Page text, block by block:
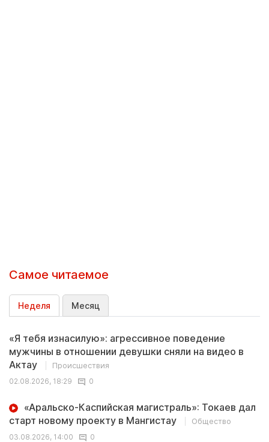
Самое читаемое
Неделя Месяц
«Я тебя изнасилую»: агрессивное поведение
мужчины в отношении девушки сняли на видео в
Актау
Происшествия
02.08.2026, 18:29
0
«Аральско-Каспийская магистраль»: Токаев дал
старт новому проекту в Мангистау
Общество
03.08.2026, 14:00
0